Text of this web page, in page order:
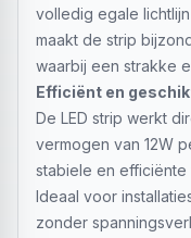
volledig egale
maakt de strip
waarbij een strakke
Efficiënt en
De LED strip werkt
vermogen van 12W
stabiele en
Ideaal voor
zonder